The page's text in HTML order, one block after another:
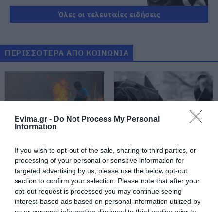
Evima.gr - Do Not Process My Personal
Information
If you wish to opt-out of the sale, sharing to third parties, or
processing of your personal or sensitive information for
targeted advertising by us, please use the below opt-out
section to confirm your selection. Please note that after your
opt-out request is processed you may continue seeing
interest-based ads based on personal information utilized by
Προσοχή στις μεταφορές με IRIS:
Δείτε τι ανακοινώθηκε σήμερα
10.08.2026 | 13:20
Πού θα γίνει το επόμενο πανηγύρι
10.08.2026 | 13:00
e-ΕΦΚΑ και ΔΥΠΑ: Ποιοι θα
πάρουν λεφτά τις επόμενες
ημέρες
Όλες οι τελευταίες ειδήσεις
ΠΕΡΙΣΣΟΤΕΡΑ ΑΠΟ ΚΟΙΝΩΝΙΑ
Εύβοια: Έκαιγε
σκουπίδια και του
ήρθε… «καυτό»
πρόστιμο 2.625 ευρώ
Πέθανε ο γνωστός
συγγραφέας Στέλιος
Ράμφος